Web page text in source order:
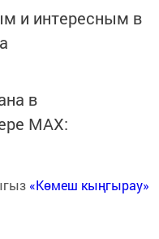
и интересным в
в
MАХ:
«Көмеш кыңгырау»